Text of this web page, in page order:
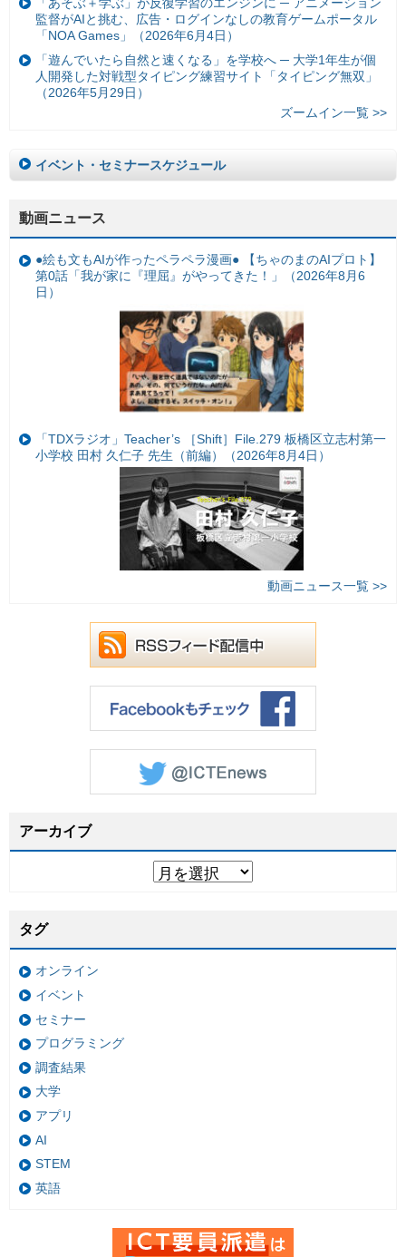
監督がAIと挑む、広告・ログインなしの教育ゲームポータル
「NOA Games」（2026年6月4日）
「遊んでいたら自然と速くなる」を学校へ ─ 大学1年生が個
人開発した対戦型タイピング練習サイト「タイピング無双」
（2026年5月29日）
ズームイン一覧 >>
イベント・セミナースケジュール
動画ニュース
●絵も文もAIが作ったペラペラ漫画● 【ちゃのまのAIプロト】
第0話「我が家に『理屈』がやってきた！」（2026年8月6
日）
「TDXラジオ」Teacher’s ［Shift］File.279 板橋区立志村第一
小学校 田村 久仁子 先生（前編）（2026年8月4日）
動画ニュース一覧 >>
アーカイブ
タグ
オンライン
イベント
セミナー
プログラミング
調査結果
大学
アプリ
AI
STEM
英語